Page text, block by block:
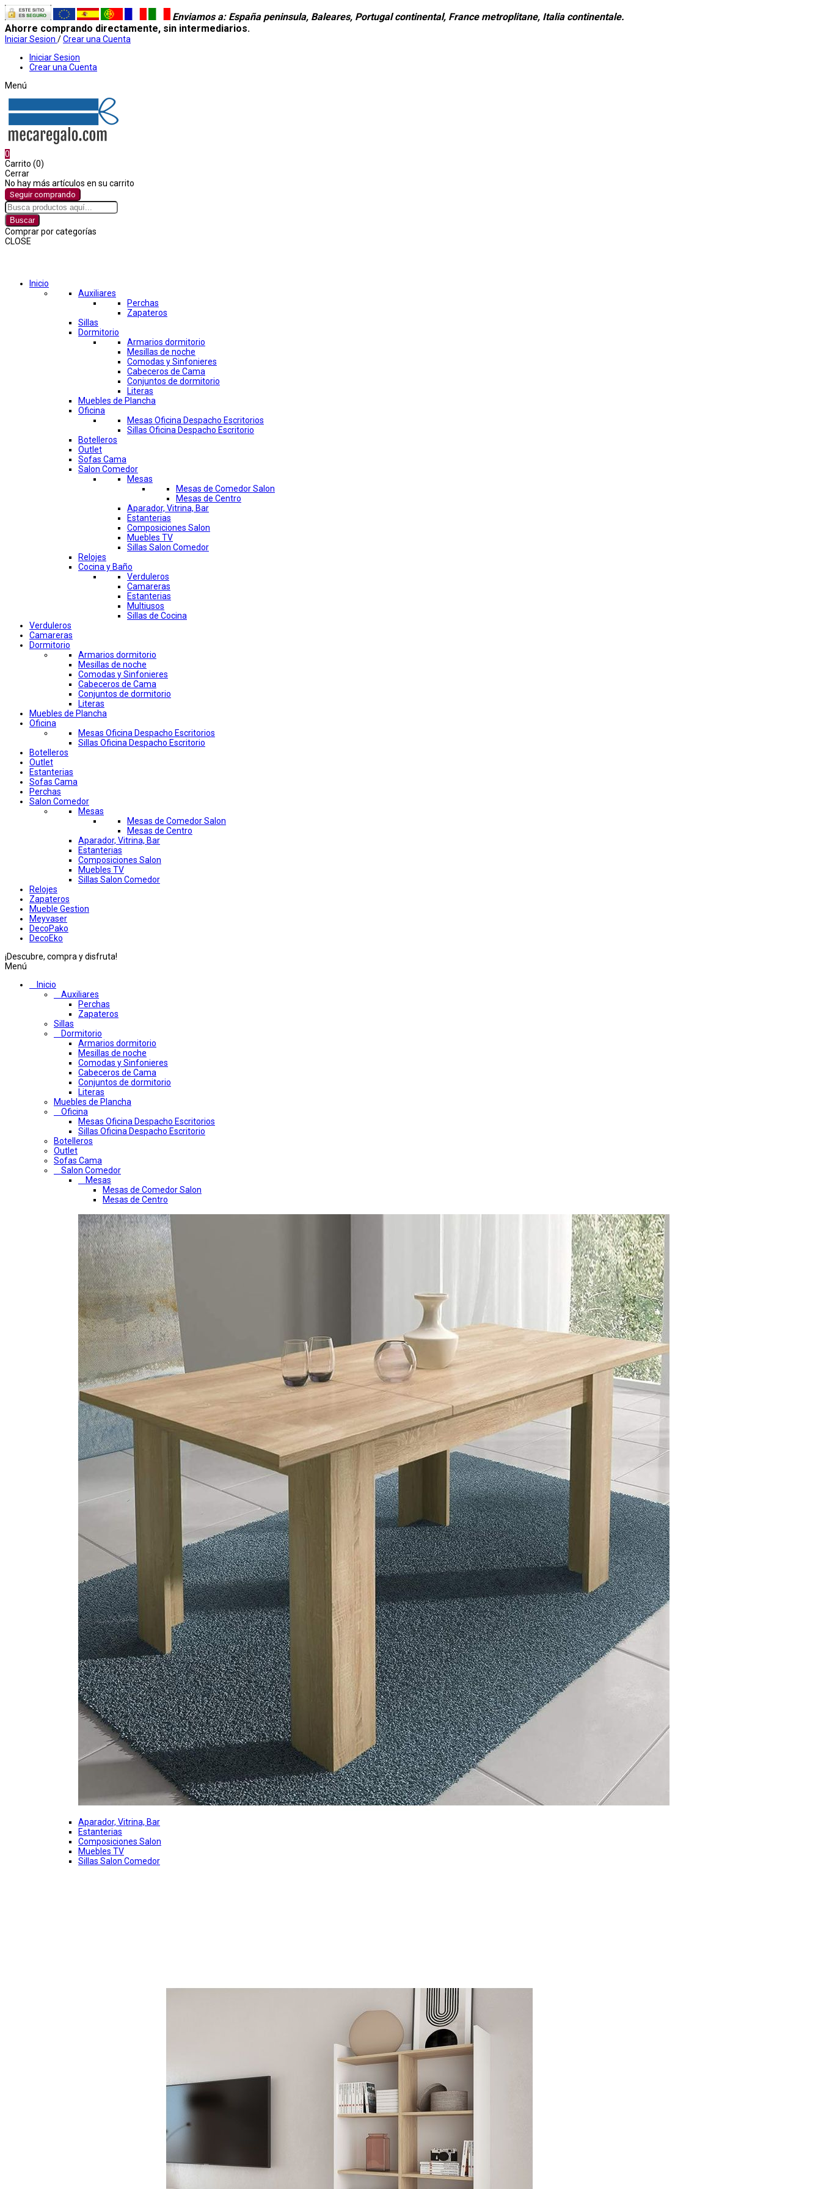
Enviamos a: España peninsula, Baleares, Portugal continental, France metroplitane, Italia continentale.
Ahorre comprando directamente, sin intermediarios.
Iniciar Sesion /Crear una Cuenta
Iniciar Sesion
Crear una Cuenta
Menú
0
Carrito (0)
Cerrar
No hay más artículos en su carrito
Seguir comprando
Buscar
Comprar por categorías
CLOSE
Inicio
Auxiliares
Perchas
Zapateros
Sillas
Dormitorio
Armarios dormitorio
Mesillas de noche
Comodas y Sinfonieres
Cabeceros de Cama
Conjuntos de dormitorio
Literas
Muebles de Plancha
Oficina
Mesas Oficina Despacho Escritorios
Sillas Oficina Despacho Escritorio
Botelleros
Outlet
Sofas Cama
Salon Comedor
Mesas
Mesas de Comedor Salon
Mesas de Centro
Aparador, Vitrina, Bar
Estanterias
Composiciones Salon
Muebles TV
Sillas Salon Comedor
Relojes
Cocina y Baño
Verduleros
Camareras
Estanterias
Multiusos
Sillas de Cocina
Verduleros
Camareras
Dormitorio
Armarios dormitorio
Mesillas de noche
Comodas y Sinfonieres
Cabeceros de Cama
Conjuntos de dormitorio
Literas
Muebles de Plancha
Oficina
Mesas Oficina Despacho Escritorios
Sillas Oficina Despacho Escritorio
Botelleros
Outlet
Estanterias
Sofas Cama
Perchas
Salon Comedor
Mesas
Mesas de Comedor Salon
Mesas de Centro
Aparador, Vitrina, Bar
Estanterias
Composiciones Salon
Muebles TV
Sillas Salon Comedor
Relojes
Zapateros
Mueble Gestion
Meyvaser
DecoPako
DecoEko
¡Descubre, compra y disfruta!
Menú
Inicio
Auxiliares
Perchas
Zapateros
Sillas
Dormitorio
Armarios dormitorio
Mesillas de noche
Comodas y Sinfonieres
Cabeceros de Cama
Conjuntos de dormitorio
Literas
Muebles de Plancha
Oficina
Mesas Oficina Despacho Escritorios
Sillas Oficina Despacho Escritorio
Botelleros
Outlet
Sofas Cama
Salon Comedor
Mesas
Mesas de Comedor Salon
Mesas de Centro
Aparador, Vitrina, Bar
Estanterias
Composiciones Salon
Muebles TV
Sillas Salon Comedor